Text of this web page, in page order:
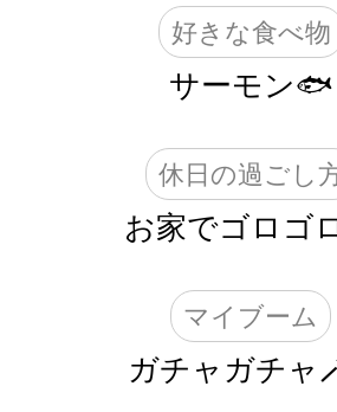
好きな食べ物
サーモン🐟
休日の過ごし
お家でゴロゴ
マイブーム
ガチャガチャ